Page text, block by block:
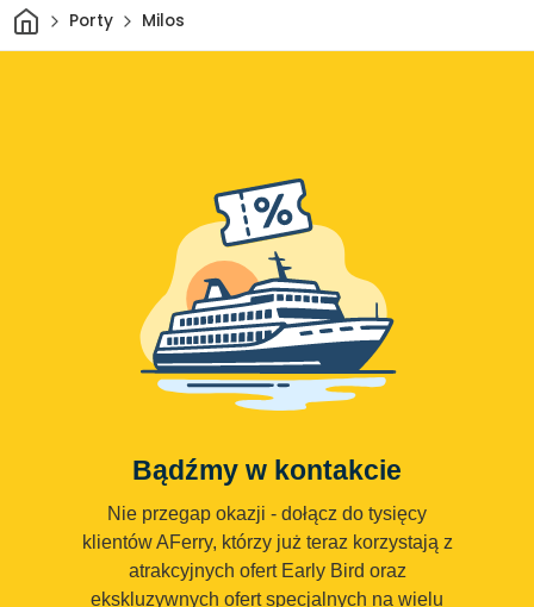
DomPorty Milos
Bądźmy w kontakcie
Nie przegap okazji - dołącz do tysięcy
klientów AFerry, którzy już teraz korzystają z
atrakcyjnych ofert Early Bird oraz
ekskluzywnych ofert specjalnych na wielu